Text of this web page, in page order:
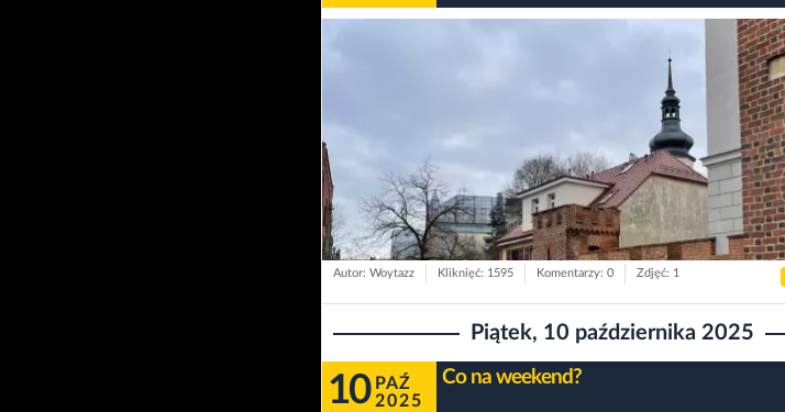
Autor: Woytazz Kliknięć: 1595 Komentarzy: 0 Zdjęć: 1
Piątek, 10 października 2025
10 PAŹ
2025
Co na weekend?